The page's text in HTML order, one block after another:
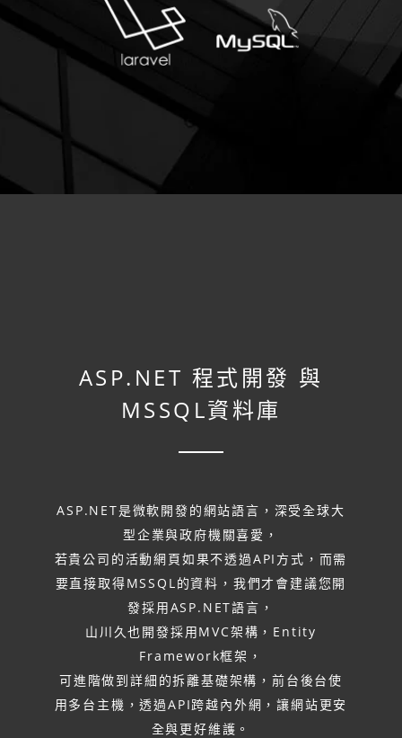
ASP.NET 程式開發 與
MSSQL資料庫
ASP.NET是微軟開發的網站語言，深受全球大
型企業與政府機關喜愛，
若貴公司的活動網頁如果不透過API方式，而需
要直接取得MSSQL的資料，我們才會建議您開
發採用ASP.NET語言，
山川久也開發採用MVC架構，Entity
Framework框架，
可進階做到詳細的拆離基礎架構，前台後台使
用多台主機，透過API跨越內外網，讓網站更安
全與更好維護。